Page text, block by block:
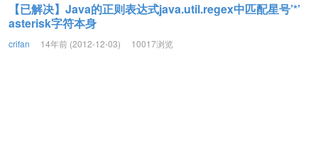
【已解决】Java的正则表达式java.util.regex中匹配星号’*’
asterisk字符本身
crifan 14年前 (2012-12-03) 10017浏览